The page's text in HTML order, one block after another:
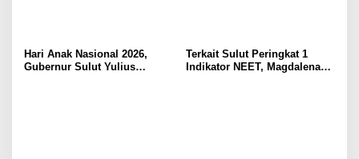
Hari Anak Nasional 2026,
Gubernur Sulut Yulius
Terkait Sulut Peringkat 1
Indikator NEET, Magdalena